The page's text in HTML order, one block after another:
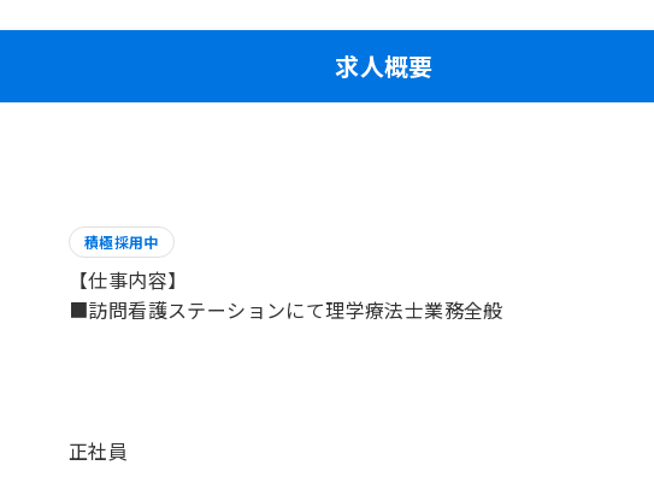
求人概要
積極採用中
【仕事内容】
正社員